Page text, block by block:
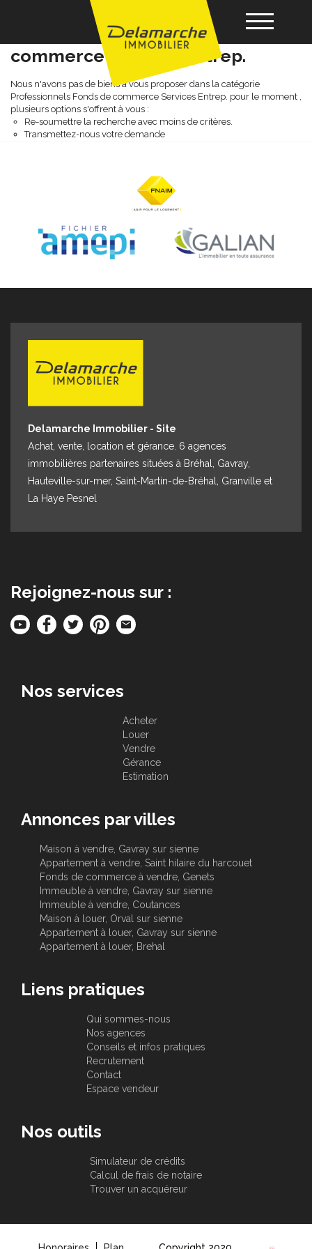
Acheter
Louer
Nos agences
Professionnels fonds de
commerce services entrep.
Nous n'avons pas de biens à vous proposer dans la catégorie
Professionnels Fonds de commerce Services Entrep. pour le moment ,
plusieurs options s'offrent à vous :
Re-soumettre la recherche avec moins de critères.
Transmettez-nous votre demande
Delamarche Immobilier - Site
Achat, vente, location et gérance. 6 agences
immobilières partenaires situées à Bréhal, Gavray,
Hauteville-sur-mer, Saint-Martin-de-Bréhal, Granville et
La Haye Pesnel
Rejoignez-nous sur :
Nos services
Acheter
Louer
Vendre
Gérance
Estimation
Annonces par villes
Maison à vendre, Gavray sur sienne
Appartement à vendre, Saint hilaire du harcouet
Fonds de commerce à vendre, Genets
Immeuble à vendre, Gavray sur sienne
Immeuble à vendre, Coutances
Maison à louer, Orval sur sienne
Appartement à louer, Gavray sur sienne
Appartement à louer, Brehal
Liens pratiques
Qui sommes-nous
Nos agences
Conseils et infos pratiques
Recrutement
Contact
Espace vendeur
Nos outils
Simulateur de crédits
Calcul de frais de notaire
Trouver un acquéreur